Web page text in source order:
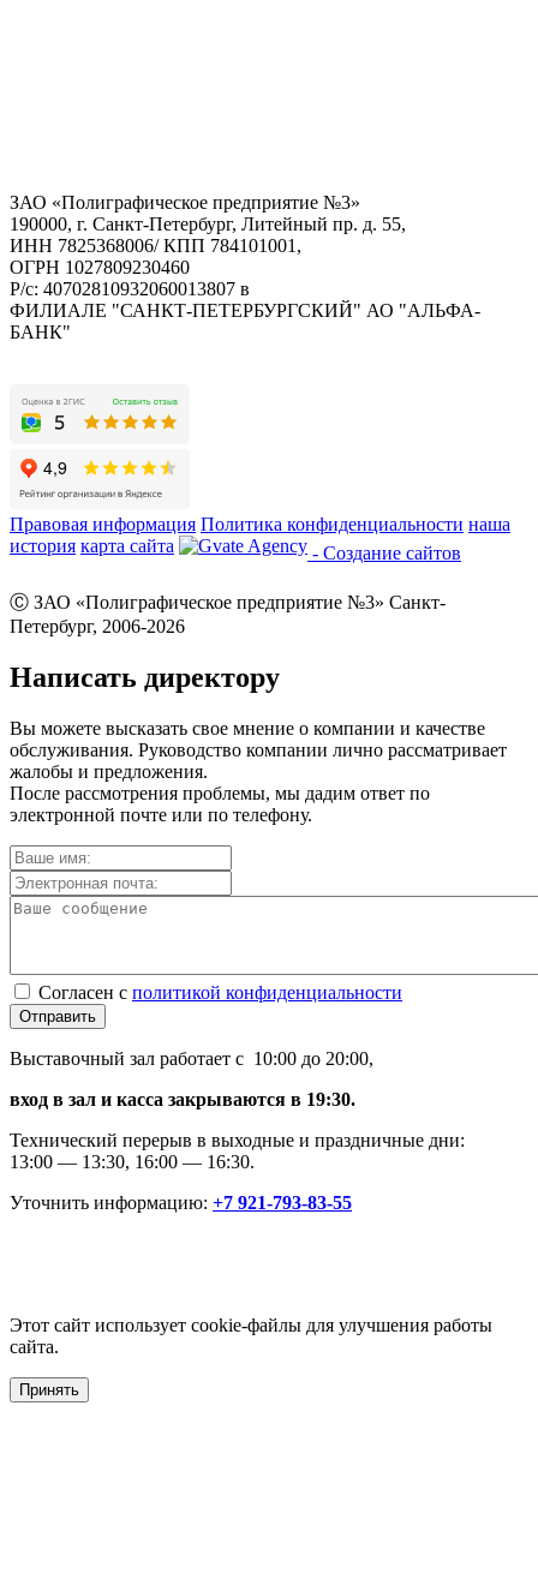
ЗАО «Полиграфическое предприятие №3»
190000, г. Санкт-Петербург, Литейный пр. д. 55,
ИНН 7825368006/ КПП 784101001,
ОГРН 1027809230460
Р/с: 40702810932060013807 в
ФИЛИАЛЕ "САНКТ-ПЕТЕРБУРГСКИЙ" АО "АЛЬФА-
БАНК"
Правовая информация Политика конфиденциальности наша
история карта сайта - Создание сайтов
Ⓒ ЗАО «Полиграфическое предприятие №3» Санкт-
Петербург, 2006-2026
Написать директору
Вы можете высказать свое мнение о компании и качестве
обслуживания. Руководство компании лично рассматривает
жалобы и предложения.
После рассмотрения проблемы, мы дадим ответ по
электронной почте или по телефону.
Согласен с политикой конфиденциальности
Отправить
Выставочный зал работает с 10:00 до 20:00,
вход в зал и касса закрываются в 19:30.
Технический перерыв в выходные и праздничные дни:
13:00 — 13:30, 16:00 — 16:30.
Уточнить информацию: +7 921-793-83-55
Этот сайт использует cookie-файлы для улучшения работы
сайта.
Принять